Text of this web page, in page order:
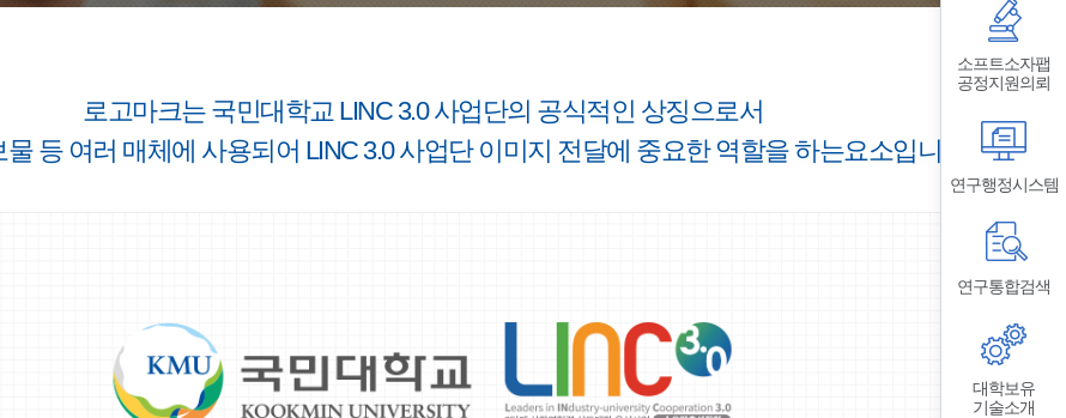
소프트소자팹
공정지원의뢰
연구행정시스템
연구통합검색
대학보유
기술소개
로고마크는 국민대학교 LINC 3.0 사업단의 공식적인 상징으로서
등 여러 매체에 사용되어 LINC 3.0 사업단 이미지 전달에 중요한 역할을 하는요소입니다.